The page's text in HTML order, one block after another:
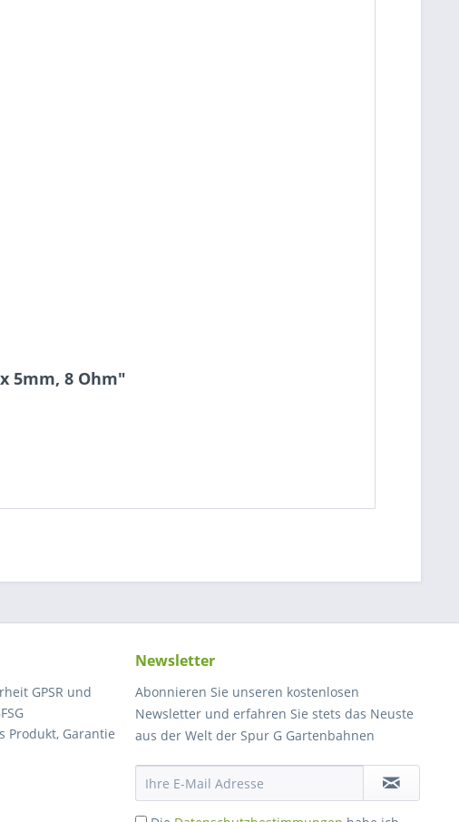
5mm, 8 Ohm"
GPSR und
Produkt, Garantie
Newsletter
Abonnieren Sie unseren kostenlosen
Newsletter und erfahren Sie stets das Neuste
aus der Welt der Spur G Gartenbahnen